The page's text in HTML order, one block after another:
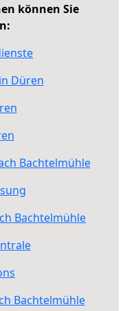
können Sie
Düren
Bachtelmühle
Bachtelmühle
Bachtelmühle